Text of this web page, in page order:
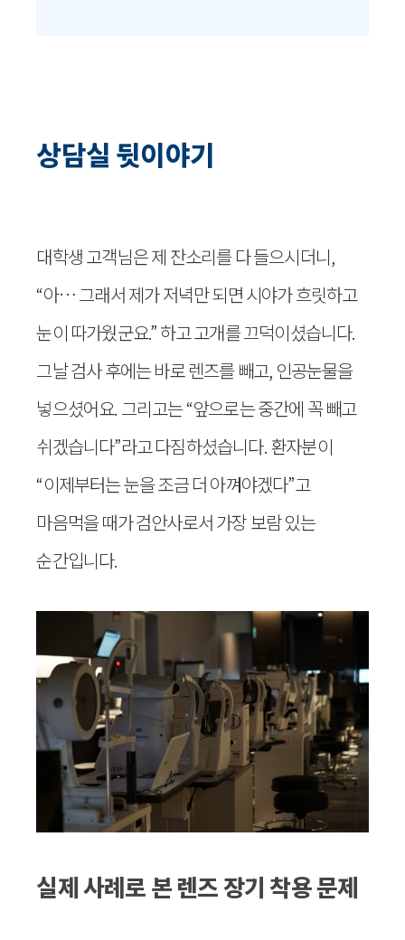
상담실 뒷이야기
대학생 고객님은 제 잔소리를 다 들으시더니,
“아… 그래서 제가 저녁만 되면 시야가 흐릿하고
눈이 따가웠군요.” 하고 고개를 끄덕이셨습니다.
그날 검사 후에는 바로 렌즈를 빼고, 인공눈물을
넣으셨어요. 그리고는 “앞으로는 중간에 꼭 빼고
쉬겠습니다”라고 다짐하셨습니다. 환자분이
“이제부터는 눈을 조금 더 아껴야겠다”고
마음먹을 때가 검안사로서 가장 보람 있는
순간입니다.
실제 사례로 본 렌즈 장기 착용 문제